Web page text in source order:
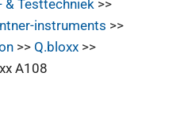
& Testtechniek>>
instruments >>
>> Q.bloxx>>
A108